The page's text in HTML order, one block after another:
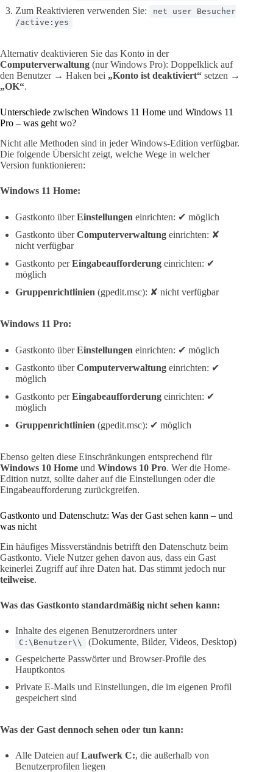
Zum Reaktivieren verwenden Sie:
net user Besucher
/active:yes
Alternativ deaktivieren Sie das Konto in der
Computerverwaltung (nur Windows Pro): Doppelklick auf
den Benutzer → Haken bei „Konto ist deaktiviert“ setzen →
„OK“.
Unterschiede zwischen Windows 11 Home und Windows 11
Pro – was geht wo?
Nicht alle Methoden sind in jeder Windows-Edition verfügbar.
Die folgende Übersicht zeigt, welche Wege in welcher
Version funktionieren:
Windows 11 Home:
Gastkonto überEinstellungen einrichten: ✔ möglich
Gastkonto überComputerverwaltung einrichten: ✘
nicht verfügbar
Gastkonto perEingabeaufforderung einrichten: ✔
möglich
Gruppenrichtlinien (gpedit.msc): ✘ nicht verfügbar
Windows 11 Pro:
Gastkonto überEinstellungen einrichten: ✔ möglich
Gastkonto überComputerverwaltung einrichten: ✔
möglich
Gastkonto perEingabeaufforderung einrichten: ✔
möglich
Gruppenrichtlinien (gpedit.msc): ✔ möglich
Ebenso gelten diese Einschränkungen entsprechend für
Windows 10 Home und Windows 10 Pro. Wer die Home-
Edition nutzt, sollte daher auf die Einstellungen oder die
Eingabeaufforderung zurückgreifen.
Gastkonto und Datenschutz: Was der Gast sehen kann – und
was nicht
Ein häufiges Missverständnis betrifft den Datenschutz beim
Gastkonto. Viele Nutzer gehen davon aus, dass ein Gast
keinerlei Zugriff auf ihre Daten hat. Das stimmt jedoch nur
teilweise.
Was das Gastkonto standardmäßig nicht sehen kann:
Inhalte des eigenen Benutzerordners unter
C:\Benutzer\\
(Dokumente, Bilder, Videos, Desktop)
Gespeicherte Passwörter und Browser-Profile des
Hauptkontos
Private E-Mails und Einstellungen, die im eigenen Profil
gespeichert sind
Was der Gast dennoch sehen oder tun kann:
Alle Dateien aufLaufwerk C:, die außerhalb von
Benutzerprofilen liegen